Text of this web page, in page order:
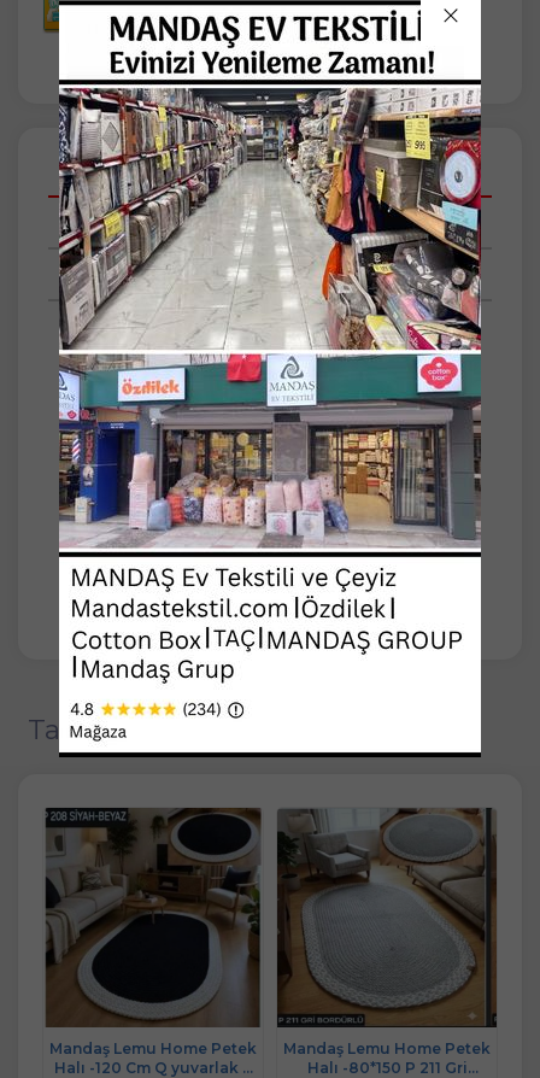
Açıklamalar
Taksit Seçenekleri
Tüm Yorumlar
DÖPLAND FİRUZU 100*150 CM Ö MAVİSİ
İp özelliği: Polyester İlmek sıklığı: Digital
Baskı Ağırlık (Ortalama m2 bilgisi): 1,100 kg
Saçak bilgisi: Saçak Yok Taban bilgisi: Keçe
Taban Dod Talimatlar 30 derecede çamaşır
makinasında (hassas yıkama proğramında)
yıkayabilirsiniz. Çamaşır suyu ve ağartıcı
kullanılmaz. Kurutucuda kurutulmaz. Ütü
yapmayınız. Kuru temizleme yapılmaz.
Sıkmadan asarak kurutunuz. Doğrudan güneş
ışığına maruz bırakmayınız.
Tavsiye Edilen Ürünler
Mandaş Lemu Home Petek
Halı -120 Cm Q yuvarlak P
Mandaş Lemu Home Petek
Halı -80*150 P 211 Gri